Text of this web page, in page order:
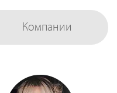
Компании